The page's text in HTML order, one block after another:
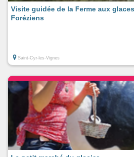
Visite guidée de la Ferme aux
Foréziens
Saint-Cyr-les-Vignes